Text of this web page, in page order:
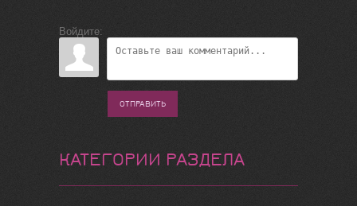
Войдите:
ОТПРАВИТЬ
КАТЕГОРИИ РАЗДЕЛА